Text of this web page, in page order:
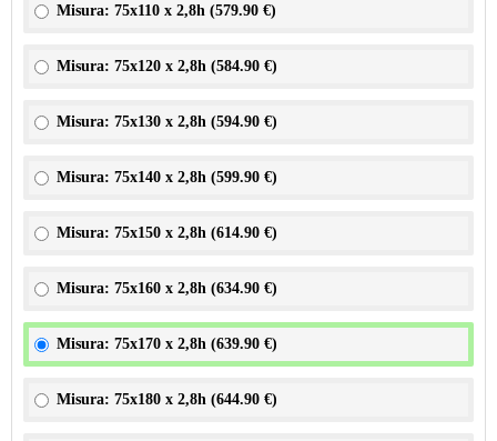
Misura: 75x110 x 2,8h (579.90 €)
Misura: 75x120 x 2,8h (584.90 €)
Misura: 75x130 x 2,8h (594.90 €)
Misura: 75x140 x 2,8h (599.90 €)
Misura: 75x150 x 2,8h (614.90 €)
Misura: 75x160 x 2,8h (634.90 €)
Misura: 75x170 x 2,8h (639.90 €)
Misura: 75x180 x 2,8h (644.90 €)